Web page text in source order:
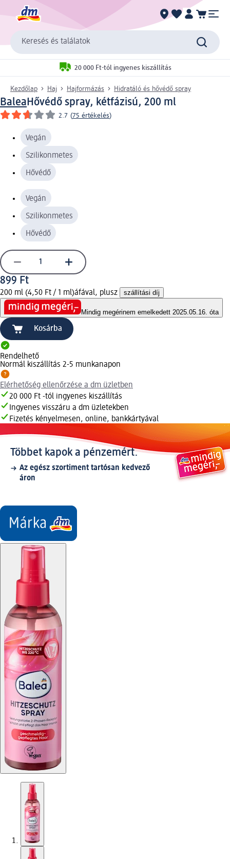
Keresés és találatok
20 000 Ft-tól ingyenes kiszállítás
Kezdőlap Haj Hajformázás Hidratáló és hővédő spray
Balea Hővédő spray, kétfázisú, 200 ml
2.7 (75 értékelés)
Vegán
Szilikonmetes
Hővédő
Vegán
Szilikonmetes
Hővédő
899 Ft
200 ml (4,50 Ft / 1 ml)áfával, plusz szállítási díj
Mindig megérinem emelkedett 2025.05.16. óta
Kosárba
Rendelhető
Normál kiszállítás 2-5 munkanapon
Elérhetőség ellenőrzése a dm üzletben
20 000 Ft -tól ingyenes kiszállítás
Ingyenes visszáru a dm üzletekben
Fizetés kényelmesen, online, bankkártyával
Többet kapok a pénzemért.
Az egész szortiment tartósan kedvező
áron